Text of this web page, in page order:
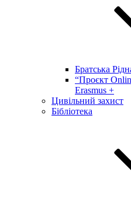
Братська
“Проєкт
Erasmus +
Цивільний захист
Бібліотека